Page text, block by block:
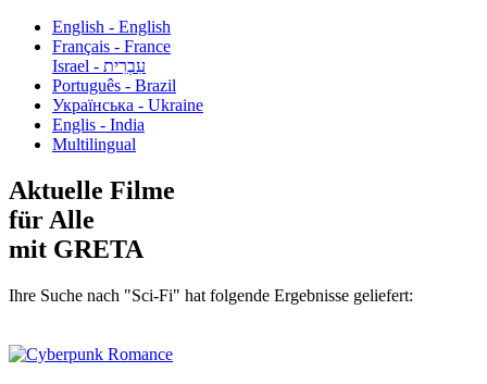
English - English
Français - France
עִבְרִית - Israel
Português - Brazil
Українська - Ukraine
Englis - India
Multilingual
Aktuelle Filme
für Alle
mit GRETA
Ihre Suche nach "Sci-Fi" hat folgende Ergebnisse geliefert: